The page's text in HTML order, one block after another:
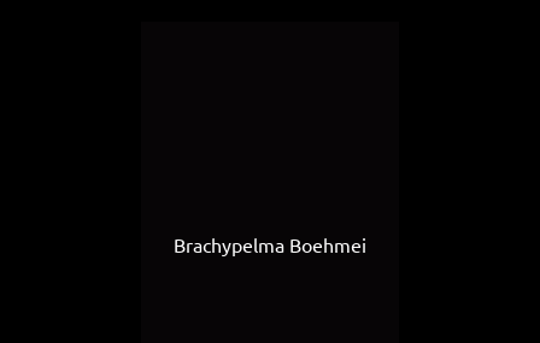
Brachypelma Boehmei